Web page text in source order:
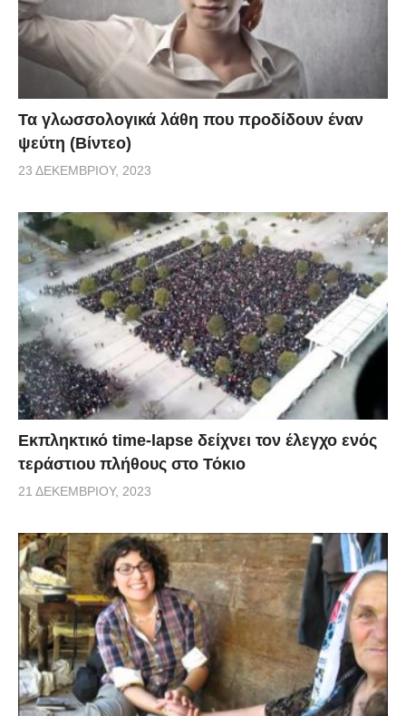
Τα γλωσσολογικά λάθη που προδίδουν έναν
ψεύτη (Βίντεο)
23 ΔΕΚΕΜΒΡΊΟΥ, 2023
Εκπληκτικό time-lapse δείχνει τον έλεγχο ενός
τεράστιου πλήθους στο Τόκιο
21 ΔΕΚΕΜΒΡΊΟΥ, 2023